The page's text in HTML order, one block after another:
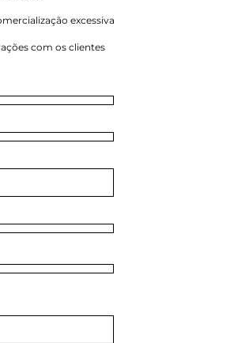
excessiva
com os clientes